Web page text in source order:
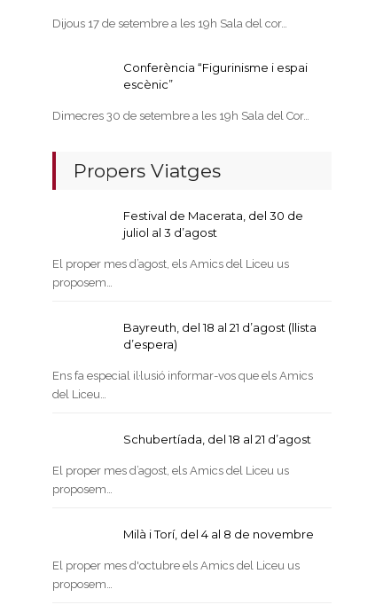
Dijous 17 de setembre a les 19h Sala del cor…
Conferència “Figurinisme i espai
escènic”
Dimecres 30 de setembre a les 19h Sala del Cor…
Propers Viatges
Festival de Macerata, del 30 de
juliol al 3 d’agost
El proper mes d’agost, els Amics del Liceu us
proposem…
Bayreuth, del 18 al 21 d’agost (llista
d’espera)
Ens fa especial il·lusió informar-vos que els Amics
del Liceu…
Schubertíada, del 18 al 21 d’agost
El proper mes d’agost, els Amics del Liceu us
proposem…
Milà i Torí, del 4 al 8 de novembre
El proper mes d'octubre els Amics del Liceu us
proposem…